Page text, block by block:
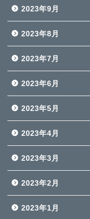
2023年9月
2023年8月
2023年7月
2023年6月
2023年5月
2023年4月
2023年3月
2023年2月
2023年1月